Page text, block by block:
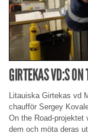
GIRTEKAS VD:S
Litauiska Girtekas vd
chaufför Sergey
On the Road-projektet
dem och möta deras